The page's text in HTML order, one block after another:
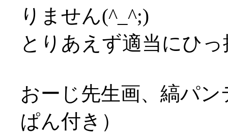
りません(^_^;)
とりあえず適当にひ
おーじ先生画、縞パ
ぱん付き）